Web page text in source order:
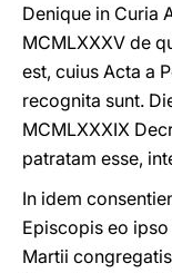
Denique in Curia
MCMLXXXV de
est, cuius Acta a
recognita sunt.
MCMLXXXIX
patratam esse,
In idem
Episcopis eo
Martii